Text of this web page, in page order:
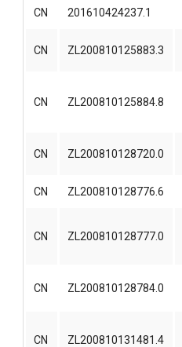
CN 201610424237.1
CN ZL200810125883.3
CN ZL200810125884.8
CN ZL200810128720.0
CN ZL200810128776.6
CN ZL200810128777.0
CN ZL200810128784.0
CN ZL200810131481.4